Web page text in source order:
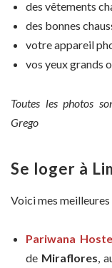
des vêtements
des bonnes
votre appareil
vos yeux grands
Toutes les photos
Grego
Se loger à
Voici mes
Pariwana
de Miraflores,